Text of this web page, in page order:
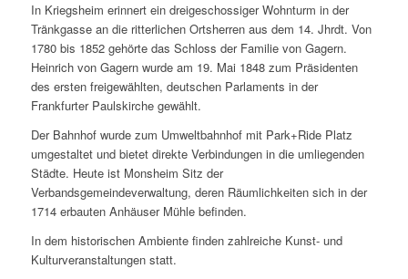
In Kriegsheim erinnert ein dreigeschossiger Wohnturm in der
Tränkgasse an die ritterlichen Ortsherren aus dem 14. Jhrdt. Von
1780 bis 1852 gehörte das Schloss der Familie von Gagern.
Heinrich von Gagern wurde am 19. Mai 1848 zum Präsidenten
des ersten freigewählten, deutschen Parlaments in der
Frankfurter Paulskirche gewählt.
Der Bahnhof wurde zum Umweltbahnhof mit Park+Ride Platz
umgestaltet und bietet direkte Verbindungen in die umliegenden
Städte. Heute ist Monsheim Sitz der
Verbandsgemeindeverwaltung, deren Räumlichkeiten sich in der
1714 erbauten Anhäuser Mühle befinden.
In dem historischen Ambiente finden zahlreiche Kunst- und
Kulturveranstaltungen statt.